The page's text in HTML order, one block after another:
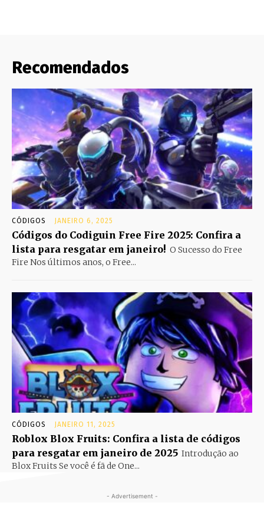
Recomendados
CÓDIGOS JANEIRO 6, 2025
Códigos do Codiguin Free Fire 2025: Confira a
lista para resgatar em janeiro! O Sucesso do Free
Fire Nos últimos anos, o Free...
CÓDIGOS JANEIRO 11, 2025
Roblox Blox Fruits: Confira a lista de códigos
para resgatar em janeiro de 2025 Introdução ao
Blox Fruits Se você é fã de One...
- Advertisement -